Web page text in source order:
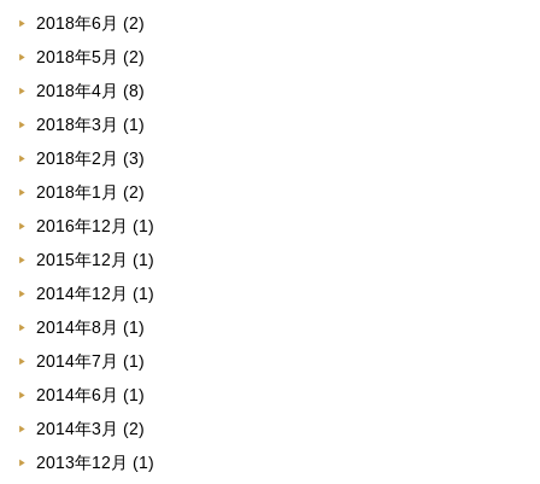
2018年6月 (2)
2018年5月 (2)
2018年4月 (8)
2018年3月 (1)
2018年2月 (3)
2018年1月 (2)
2016年12月 (1)
2015年12月 (1)
2014年12月 (1)
2014年8月 (1)
2014年7月 (1)
2014年6月 (1)
2014年3月 (2)
2013年12月 (1)